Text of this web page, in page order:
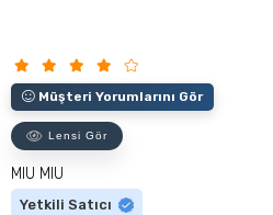
Müşteri Yorumlarını Gör
Lensi Gör
MIU MIU
Yetkili Satıcı